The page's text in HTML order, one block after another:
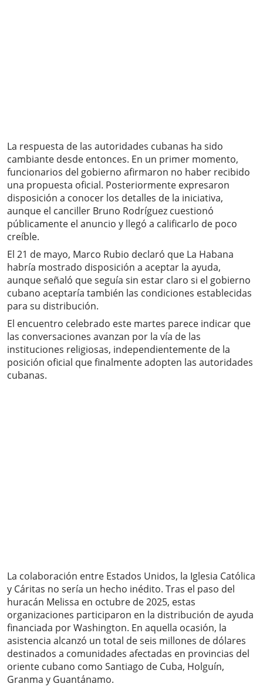
La respuesta de las autoridades cubanas ha sido
cambiante desde entonces. En un primer momento,
funcionarios del gobierno afirmaron no haber recibido
una propuesta oficial. Posteriormente expresaron
disposición a conocer los detalles de la iniciativa,
aunque el canciller Bruno Rodríguez cuestionó
públicamente el anuncio y llegó a calificarlo de poco
creíble.
El 21 de mayo, Marco Rubio declaró que La Habana
habría mostrado disposición a aceptar la ayuda,
aunque señaló que seguía sin estar claro si el gobierno
cubano aceptaría también las condiciones establecidas
para su distribución.
El encuentro celebrado este martes parece indicar que
las conversaciones avanzan por la vía de las
instituciones religiosas, independientemente de la
posición oficial que finalmente adopten las autoridades
cubanas.
La colaboración entre Estados Unidos, la Iglesia Católica
y Cáritas no sería un hecho inédito. Tras el paso del
huracán Melissa en octubre de 2025, estas
organizaciones participaron en la distribución de ayuda
financiada por Washington. En aquella ocasión, la
asistencia alcanzó un total de seis millones de dólares
destinados a comunidades afectadas en provincias del
oriente cubano como Santiago de Cuba, Holguín,
Granma y Guantánamo.